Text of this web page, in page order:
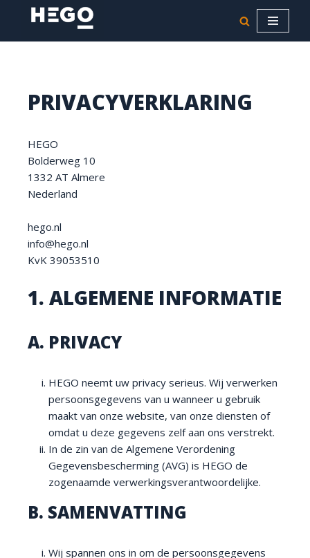
PRIVACYVERKLARING
HEGO
Bolderweg 10
1332 AT Almere
Nederland
hego.nl
info@hego.nl
KvK 39053510
1. ALGEMENE INFORMATIE
A. PRIVACY
HEGO neemt uw privacy serieus. Wij verwerken
persoonsgegevens van u wanneer u gebruik
maakt van onze website, van onze diensten of
omdat u deze gegevens zelf aan ons verstrekt.
In de zin van de Algemene Verordening
Gegevensbescherming (AVG) is HEGO de
zogenaamde verwerkingsverantwoordelijke.
B. SAMENVATTING
Wij spannen ons in om de persoonsgegevens